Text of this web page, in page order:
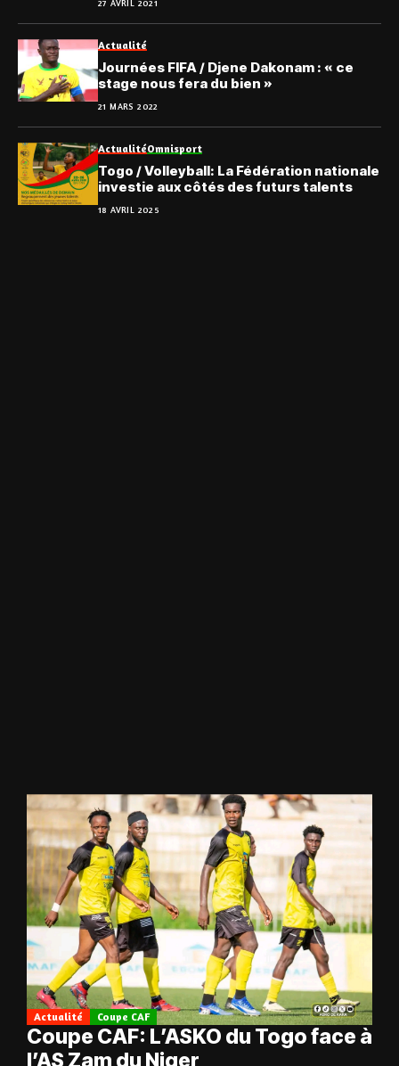
27 AVRIL 2021
Actualité
Journées FIFA / Djene Dakonam : « ce
stage nous fera du bien »
21 MARS 2022
ActualitéOmnisport
Togo / Volleyball: La Fédération nationale
investie aux côtés des futurs talents
18 AVRIL 2025
Actualité Coupe CAF
Coupe CAF: L’ASKO du Togo face à
l’AS Zam du Niger